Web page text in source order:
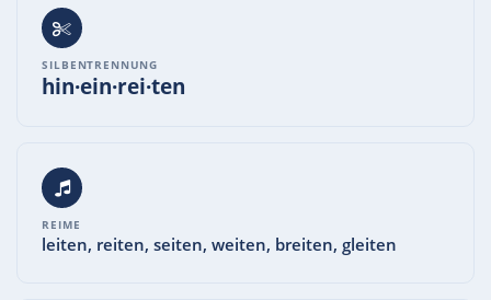
SILBENTRENNUNG
hin·ein·rei·ten
REIME
leiten, reiten, seiten, weiten, breiten, gleiten